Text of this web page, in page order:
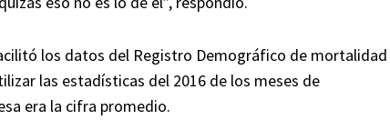
los datos del Registro Demográfico de mortalidad
las estadísticas del 2016 de los meses de
era la cifra promedio.